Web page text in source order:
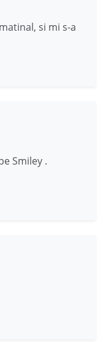
si mi s-a
Smiley .